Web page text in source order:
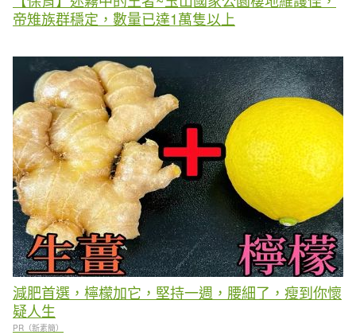
帝雉族群穩定，數量已達1萬隻以上
減肥首選，檸檬加它，堅持一週，腰細了，瘦到你懷
疑人生
PR（新素簡）